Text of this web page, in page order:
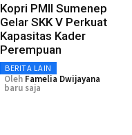
Kopri PMII Sumenep
Gelar SKK V Perkuat
Kapasitas Kader
Perempuan
BERITA LAIN
Oleh Famelia Dwijayana
baru saja